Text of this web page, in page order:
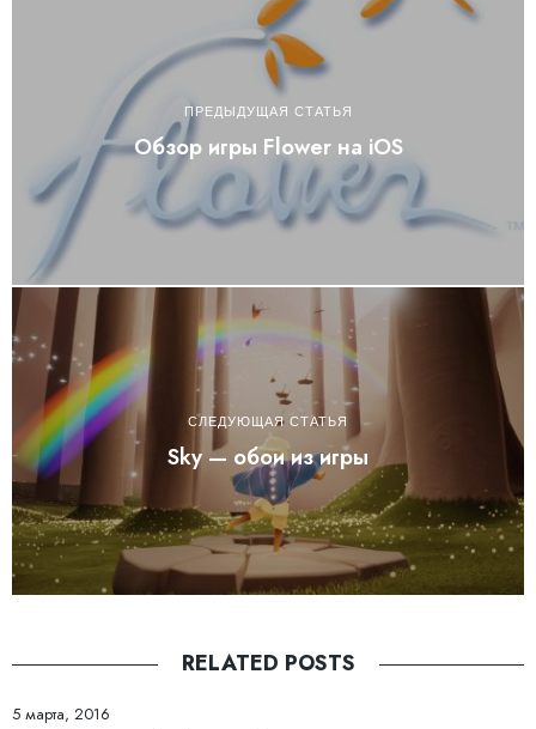
ПРЕДЫДУЩАЯ СТАТЬЯ
Обзор игры Flower на iOS
СЛЕДУЮЩАЯ СТАТЬЯ
Sky — обои из игры
RELATED POSTS
5 марта, 2016